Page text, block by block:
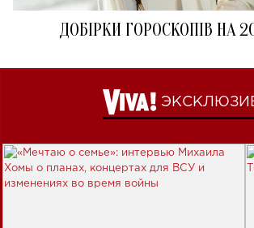
ДОБІРКИ ГОРОСКОПІВ НА